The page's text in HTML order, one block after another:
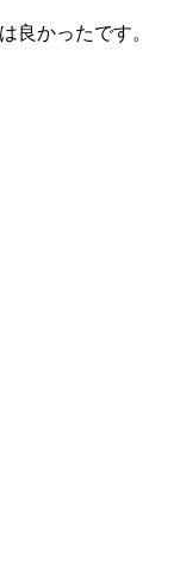
かったです。